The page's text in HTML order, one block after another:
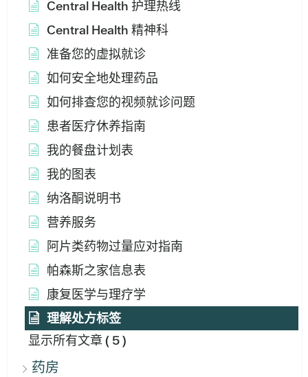
Central Health 护理热线
Central Health 精神科
准备您的虚拟就诊
如何安全地处理药品
如何排查您的视频就诊问题
患者医疗休养指南
我的餐盘计划表
我的图表
纳洛酮说明书
营养服务
阿片类药物过量应对指南
帕森斯之家信息表
康复医学与理疗学
理解处方标签
显示所有文章 ( 5 )
药房